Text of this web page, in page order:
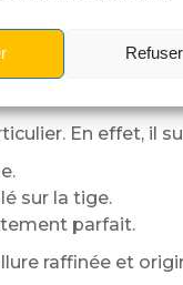
Refuser
et
En effet, il
sur la tige.
parfait.
raffinée et